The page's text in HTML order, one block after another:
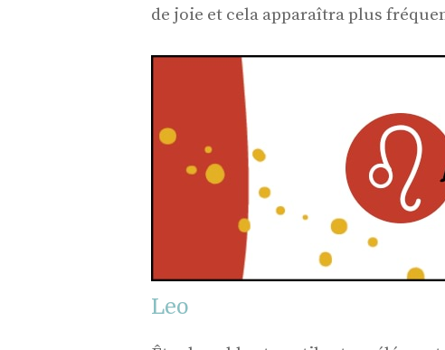
de joie et cela apparaîtra plus
Leo